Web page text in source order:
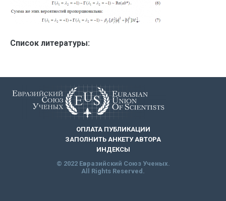
Список литературы:
ОПЛАТА ПУБЛИКАЦИИ
ЗАПОЛНИТЬ АНКЕТУ АВТОРА
ИНДЕКСЫ
© 2022 Евразийский Союз Ученых.
All Rights Reserved.